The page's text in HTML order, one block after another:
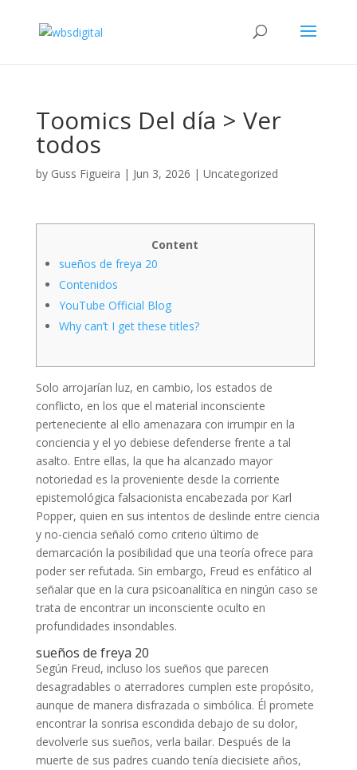
Toomics Del día > Ver
todos
by Guss Figueira | Jun 3, 2026 | Uncategorized
Content
sueños de freya 20
Contenidos
YouTube Official Blog
Why can’t I get these titles?
Solo arrojarían luz, en cambio, los estados de
conflicto, en los que el material inconsciente
perteneciente al ello amenazara con irrumpir en la
conciencia y el yo debiese defenderse frente a tal
asalto. Entre ellas, la que ha alcanzado mayor
notoriedad es la proveniente desde la corriente
epistemológica falsacionista encabezada por Karl
Popper, quien en sus intentos de deslinde entre ciencia
y no-ciencia señaló como criterio último de
demarcación la posibilidad que una teoría ofrece para
poder ser refutada. Sin embargo, Freud es enfático al
señalar que en la cura psicoanalítica en ningún caso se
trata de encontrar un inconsciente oculto en
profundidades insondables.
sueños de freya 20
Según Freud, incluso los sueños que parecen
desagradables o aterradores cumplen este propósito,
aunque de manera disfrazada o simbólica. Él promete
encontrar la sonrisa escondida debajo de su dolor,
devolverle sus sueños, verla bailar. Después de la
muerte de sus padres cuando tenía diecisiete años,